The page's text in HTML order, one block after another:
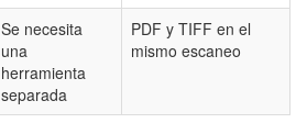
Se necesita
una
herramienta
separada
PDF y TIFF en el
mismo escaneo